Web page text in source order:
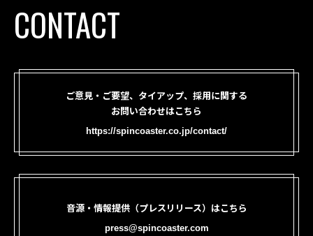
CONTACT
ご意見・ご要望、タイアップ、採用に関する
お問い合わせはこちら
https://spincoaster.co.jp/contact/
音源・情報提供（プレスリリース）はこちら
press@spincoaster.com